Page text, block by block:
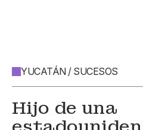
YUCATÁN / SUCESOS
Hijo de una